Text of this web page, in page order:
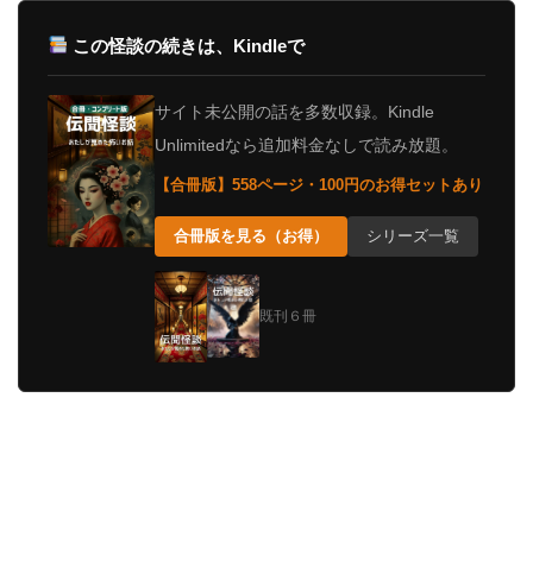
この怪談の続きは、Kindleで
サイト未公開の話を多数収録。Kindle
Unlimitedなら追加料金なしで読み放題。
【合冊版】558ページ・100円のお得セットあり
合冊版を見る（お得） シリーズ一覧
既刊６冊